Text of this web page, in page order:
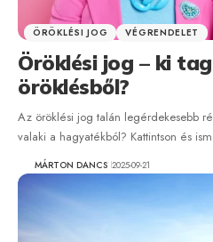
ÖRÖKLÉSI JOG VÉGRENDELET
Öröklési jog – ki
öröklésből?
Az öröklési jog talán legérdekesebb
valaki a hagyatékból? Kattintson és
MÁRTON DANCS 2025-09-21